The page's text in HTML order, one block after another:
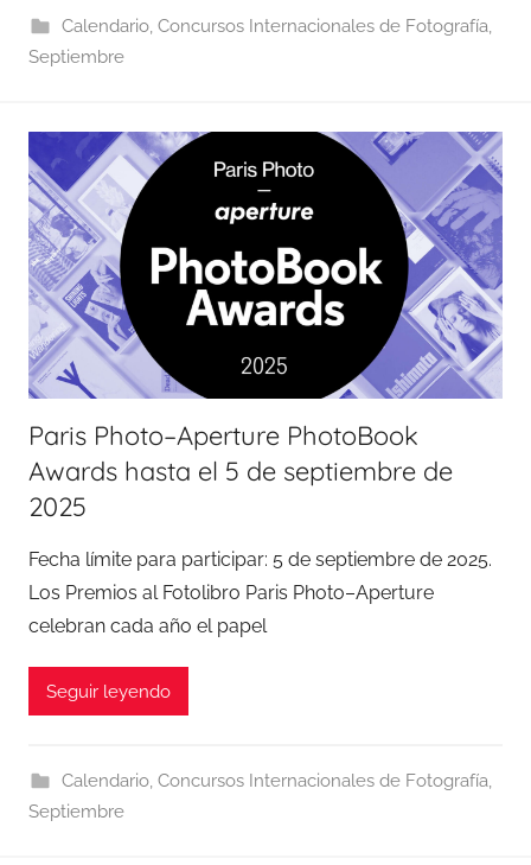
Calendario, Concursos Internacionales de Fotografía,
Septiembre
Paris Photo–Aperture PhotoBook
Awards hasta el 5 de septiembre de
2025
Fecha límite para participar: 5 de septiembre de 2025.
Los Premios al Fotolibro Paris Photo–Aperture
celebran cada año el papel
Seguir leyendo
Calendario, Concursos Internacionales de Fotografía,
Septiembre